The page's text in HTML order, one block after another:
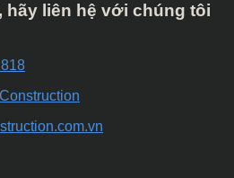
hãy liên hệ với chúng tôi